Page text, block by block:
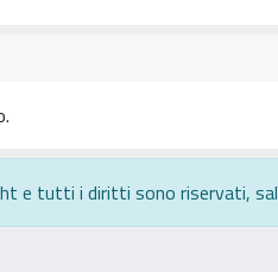
e tutti i diritti sono riservati,